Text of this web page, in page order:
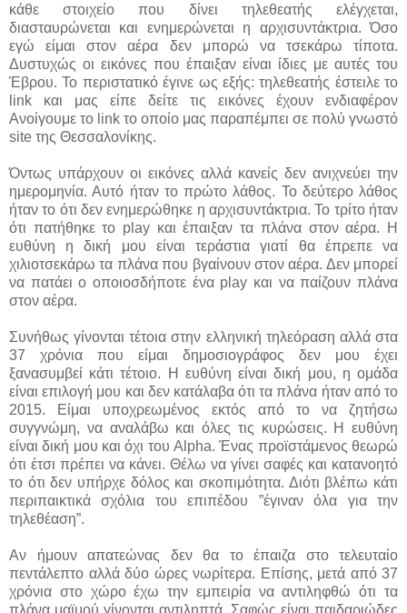
κάθε στοιχείο που δίνει τηλεθεατής ελέγχεται,
διασταυρώνεται και ενημερώνεται η αρχισυντάκτρια. Όσο
εγώ είμαι στον αέρα δεν μπορώ να τσεκάρω τίποτα.
Δυστυχώς οι εικόνες που έπαιξαν είναι ίδιες με αυτές του
Έβρου. Το περιστατικό έγινε ως εξής: τηλεθεατής έστειλε το
link και μας είπε δείτε τις εικόνες έχουν ενδιαφέρον
Ανοίγουμε το link το οποίο μας παραπέμπει σε πολύ γνωστό
site της Θεσσαλονίκης.
Όντως υπάρχουν οι εικόνες αλλά κανείς δεν ανιχνεύει την
ημερομηνία. Αυτό ήταν το πρώτο λάθος. Το δεύτερο λάθος
ήταν το ότι δεν ενημερώθηκε η αρχισυντάκτρια. Το τρίτο ήταν
ότι πατήθηκε το play και έπαιξαν τα πλάνα στον αέρα. Η
ευθύνη η δική μου είναι τεράστια γιατί θα έπρεπε να
χιλιοτσεκάρω τα πλάνα που βγαίνουν στον αέρα. Δεν μπορεί
να πατάει ο οποιοσδήποτε ένα play και να παίζουν πλάνα
στον αέρα.
Συνήθως γίνονται τέτοια στην ελληνική τηλεόραση αλλά στα
37 χρόνια που είμαι δημοσιογράφος δεν μου έχει
ξανασυμβεί κάτι τέτοιο. Η ευθύνη είναι δική μου, η ομάδα
είναι επιλογή μου και δεν κατάλαβα ότι τα πλάνα ήταν από το
2015. Είμαι υποχρεωμένος εκτός από το να ζητήσω
συγγνώμη, να αναλάβω και όλες τις κυρώσεις. Η ευθύνη
είναι δική μου και όχι του Alpha. Ένας προϊστάμενος θεωρώ
ότι έτσι πρέπει να κάνει. Θέλω να γίνει σαφές και κατανοητό
το ότι δεν υπήρχε δόλος και σκοπιμότητα. Διότι βλέπω κάτι
περιπαικτικά σχόλια του επιπέδου ”έγιναν όλα για την
τηλεθέαση”.
Αν ήμουν απατεώνας δεν θα το έπαιζα στο τελευταίο
πεντάλεπτο αλλά δύο ώρες νωρίτερα. Επίσης, μετά από 37
χρόνια στο χώρο έχω την εμπειρία να αντιληφθώ ότι τα
πλάνα μαϊμού γίνονται αντιληπτά. Σαφώς είναι παιδαριώδες